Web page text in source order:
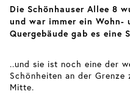
Die Schönhauser Allee 8
und war immer ein Wohn-
Quergebäude gab es eine
..und sie ist noch eine der
Schönheiten an der Grenze
Mitte.